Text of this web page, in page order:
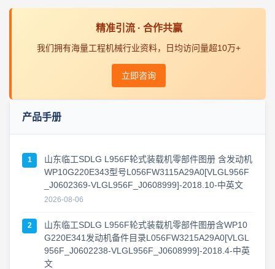
精准引流 · 合作共赢
我们拥有海量工程机械行业资料，日均访问量超10万+
立即咨询
产品手册
1
山东临工SDLG L956F轮式装载机零部件图册 含发动机
WP10G220E343型号L056FW3115A29A0[VLGL956F
_J0602369-VLGL956F_J0608999]-2018.10-中英文
2026-08-06
2
山东临工SDLG L956F轮式装载机零部件图册含WP10
G220E341发动机备件目录L056FW3215A29A0[VLGL
956F_J0602238-VLGL956F_J0608999]-2018.4-中英
文